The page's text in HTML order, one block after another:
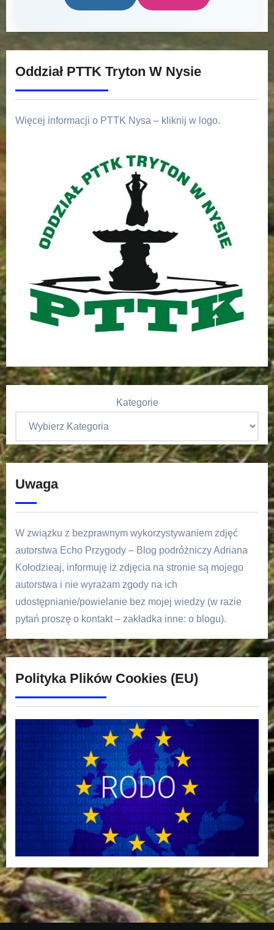
Oddział PTTK Tryton W Nysie
Więcej informacji o PTTK Nysa – kliknij w logo.
Kategorie
Uwaga
W związku z bezprawnym wykorzystywaniem zdjęć
autorstwa Echo Przygody – Blog podróżniczy Adriana
Kołodzieaj, informuję iż zdjęcia na stronie są mojego
autorstwa i nie wyrażam zgody na ich
udostępnianie/powielanie bez mojej wiedzy (w razie
pytań proszę o kontakt – zakładka inne: o blogu).
Polityka Plików Cookies (EU)